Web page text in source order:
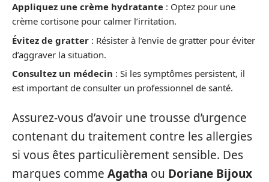
Appliquez une crème hydratante : Optez pour une
crème cortisone pour calmer l’irritation.
Évitez de gratter : Résister à l’envie de gratter pour éviter
d’aggraver la situation.
Consultez un médecin : Si les symptômes persistent, il
est important de consulter un professionnel de santé.
Assurez-vous d’avoir une trousse d’urgence
contenant du traitement contre les allergies
si vous êtes particulièrement sensible. Des
marques comme Agatha ou Doriane Bijoux